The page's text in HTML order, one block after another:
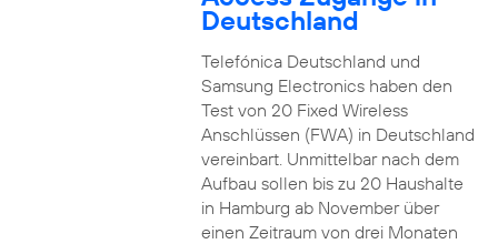
Deutschland
Telefónica Deutschland und
Samsung Electronics haben den
Test von 20 Fixed Wireless
Anschlüssen (FWA) in Deutschland
vereinbart. Unmittelbar nach dem
Aufbau sollen bis zu 20 Haushalte
in Hamburg ab November über
einen Zeitraum von drei Monaten